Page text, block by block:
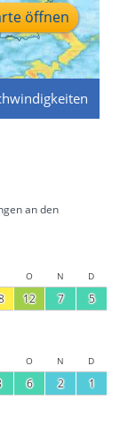
öffnen
an den
O N D
12 7 5
O N D
6 2 1